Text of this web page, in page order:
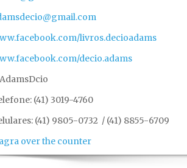
livros.decioadams
decio.adams
(41) 3019-4760
(41) 9805-0732 / (41) 8855-6709
over the counter